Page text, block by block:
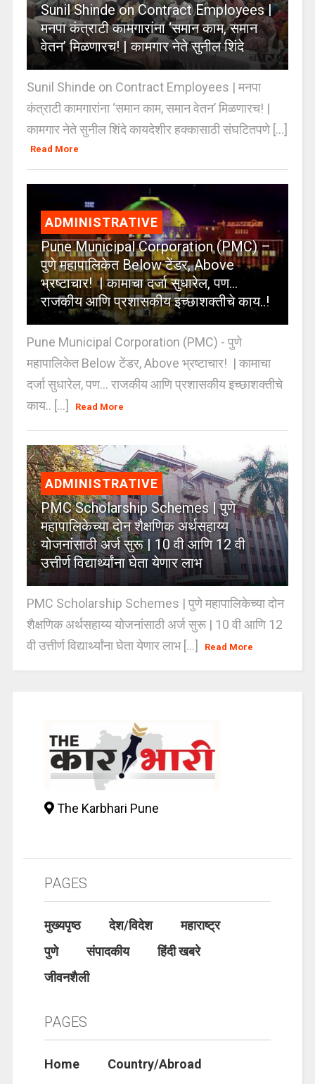
Sunil Shinde on Contract Employees |
मनपा कंत्राटी कामगारांना ‘समान काम, समान
वेतन’ मिळणारच! | कामगार नेते सुनील शिंदे
Sunil Shinde on Contract Employees | मनपा
कंत्राटी कामगारांना ‘समान काम, समान वेतन’ मिळणारच! |
कामगार नेते सुनील शिंदे कायदेशीर हक्कासाठी संघटितपणे [...]
Read More
ADMINISTRATIVE
Pune Municipal Corporation (PMC) –
पुणे महापालिकेत Below टेंडर, Above
भ्रष्टाचार! | कामाचा दर्जा सुधारेल, पण…
राजकीय आणि प्रशासकीय इच्छाशक्तीचे काय..!
Pune Municipal Corporation (PMC) - पुणे
महापालिकेत Below टेंडर, Above भ्रष्टाचार! | कामाचा
दर्जा सुधारेल, पण… राजकीय आणि प्रशासकीय इच्छाशक्तीचे
काय.. [...]
Read More
ADMINISTRATIVE
PMC Scholarship Schemes | पुणे
महापालिकेच्या दोन शैक्षणिक अर्थसहाय्य
योजनांसाठी अर्ज सुरू | 10 वी आणि 12 वी
उत्तीर्ण विद्यार्थ्यांना घेता येणार लाभ
PMC Scholarship Schemes | पुणे महापालिकेच्या दोन
शैक्षणिक अर्थसहाय्य योजनांसाठी अर्ज सुरू | 10 वी आणि 12
वी उत्तीर्ण विद्यार्थ्यांना घेता येणार लाभ [...]
Read More
The Karbhari Pune
PAGES
मुख्यपृष्ठ देश/विदेश
महाराष्ट्र
पुणे
संपादकीय
हिंदी खबरे
जीवनशैली
PAGES
Home
Country/Abroad